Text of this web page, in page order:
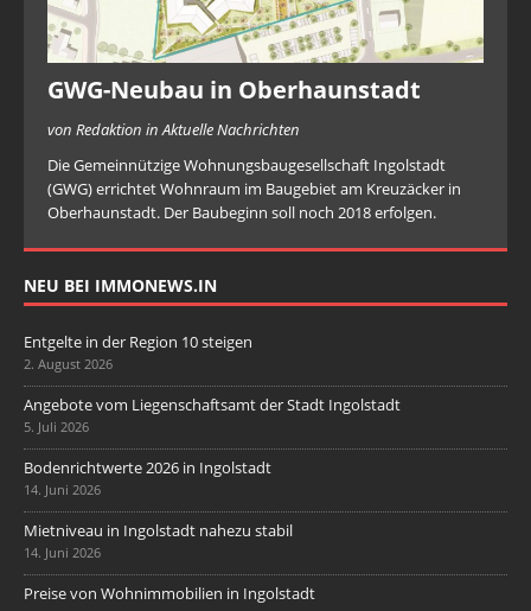
GWG-Neubau in Oberhaunstadt
von Redaktion in Aktuelle Nachrichten
Die Gemeinnützige Wohnungsbaugesellschaft Ingolstadt
(GWG) errichtet Wohnraum im Baugebiet am Kreuzäcker in
Oberhaunstadt. Der Baubeginn soll noch 2018 erfolgen.
NEU BEI IMMONEWS.IN
Entgelte in der Region 10 steigen
2. August 2026
Angebote vom Liegenschaftsamt der Stadt Ingolstadt
5. Juli 2026
Bodenrichtwerte 2026 in Ingolstadt
14. Juni 2026
Mietniveau in Ingolstadt nahezu stabil
14. Juni 2026
Preise von Wohnimmobilien in Ingolstadt